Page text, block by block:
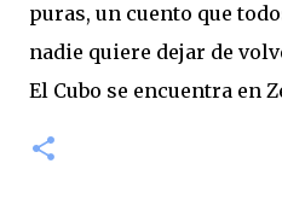
puras, un cuento que
nadie quiere dejar de
El Cubo se encuentra en